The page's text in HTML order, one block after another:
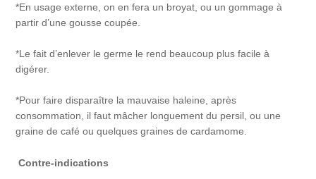
*En usage externe, on en fera un broyat, ou un gommage à
partir d’une gousse coupée.
*Le fait d’enlever le germe le rend beaucoup plus facile à
digérer.
*Pour faire disparaître la mauvaise haleine, après
consommation, il faut mâcher longuement du persil, ou une
graine de café ou quelques graines de cardamome.
Contre-indications